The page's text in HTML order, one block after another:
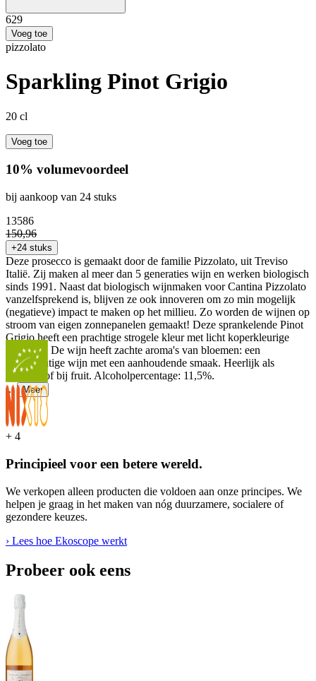
629
Voeg toe
pizzolato
Sparkling Pinot Grigio
20 cl
Voeg toe
10% volumevoordeel
bij aankoop van 24 stuks
13586
150,96
+24 stuks
Deze prosecco is gemaakt door de familie Pizzolato, uit Treviso
Italië. Zij maken al meer dan 5 generaties wijn en werken biologisch
sinds 1991. Naast dat biologisch wijnmaken voor Cantina Pizzolato
vanzelfsprekend is, blijven ze ook innoveren om zo min mogelijk
(negatieve) impact te maken op het millieu. Zo worden de wijnen op
stroom van eigen zonnepanelen gemaakt! Deze sprankelende Pinot
Grigio heeft een prachtige strogele kleur met licht koperkleurige
reflecties. De wijn heeft zachte aroma's van bloemen: een
evenwichtige wijn met een aanhoudende smaak. Heerlijk als
aperitief of bij fruit. Alcoholpercentage: 11,5%.
... Meer
+ 4
Principieel voor een betere wereld.
We verkopen alleen producten die voldoen aan onze principes. We
helpen je graag in het maken van nóg duurzamere, socialere of
gezondere keuzes.
› Lees hoe Ekoscope werkt
Probeer ook eens